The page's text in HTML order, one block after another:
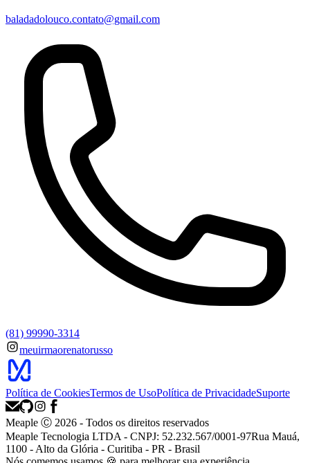
baladadolouco.contato@gmail.com
(81) 99990-3314
meuirmaorenatorusso
Política de CookiesTermos de UsoPolítica de PrivacidadeSuporte
Meaple Ⓒ 2026 - Todos os direitos reservados
Meaple Tecnologia LTDA - CNPJ: 52.232.567/0001-97Rua Mauá,
1100 - Alto da Glória - Curitiba - PR - Brasil